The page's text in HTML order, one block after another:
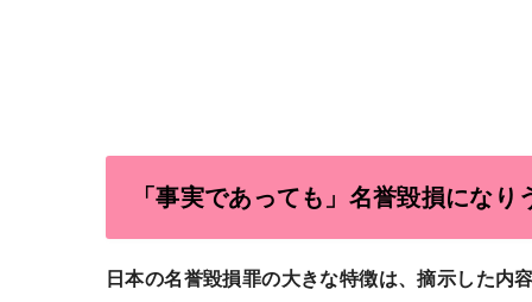
「事実であっても」名誉毀損になり
日本の名誉毀損罪の大きな特徴は、摘示した内